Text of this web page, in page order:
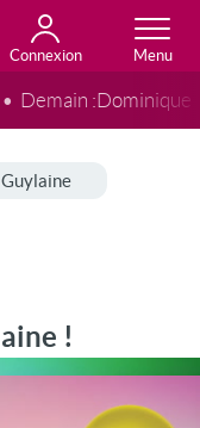
Connexion
Demain :Dominique
!